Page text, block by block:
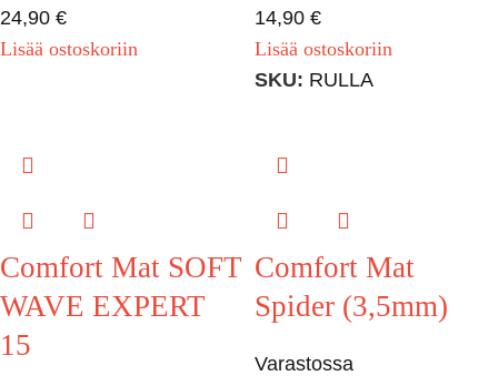
24,90 €
Lisää ostoskoriin
14,90 €
Lisää ostoskoriin
SKU: RULLA
Comfort Mat SOFT
WAVE EXPERT
15
Comfort Mat
Spider (3,5mm)
Varastossa